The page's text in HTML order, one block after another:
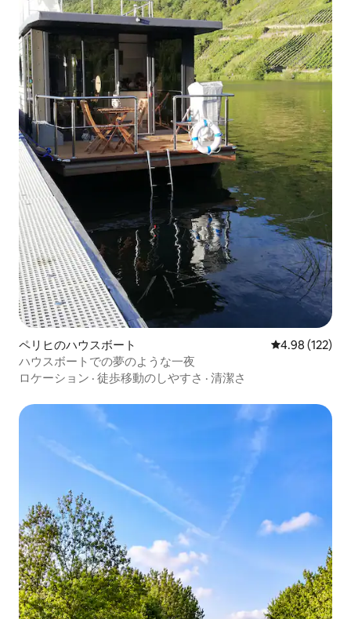
ペリヒのハウスボート レビュー122
4.98 (122)
ハウスボートでの夢のような一夜
ロケーション · 徒歩移動のしやすさ · 清潔さ